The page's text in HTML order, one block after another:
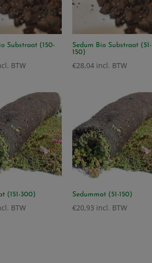
Substraat (150-
BTW
Sedum Bio Substraat (51-
150)
€28,04 incl. BTW
(151-300)
BTW
Sedummat (51-150)
€20,93 incl. BTW